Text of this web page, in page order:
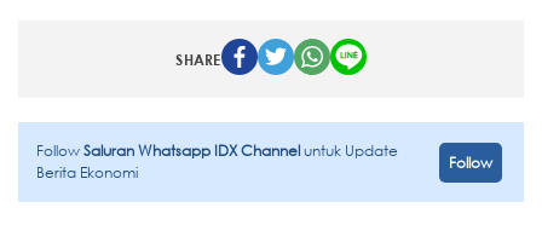
SHARE
FollowSaluran Whatsapp IDX Channeluntuk Update
Berita Ekonomi
Follow